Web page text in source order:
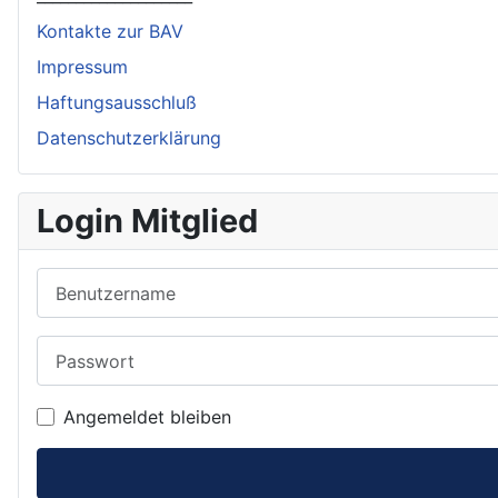
Kontakte zur BAV
Impressum
Haftungsausschluß
Datenschutzerklärung
Login Mitglied
Angemeldet bleiben